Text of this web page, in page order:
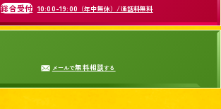
総合受付 10:00-19:00 （年中無休）/通話料無料
メールで無料相談する